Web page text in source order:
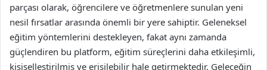
parçası olarak, öğrencilere ve öğretmenlere sunulan yeni
nesil fırsatlar arasında önemli bir yere sahiptir. Geleneksel
eğitim yöntemlerini destekleyen, fakat aynı zamanda
güçlendiren bu platform, eğitim süreçlerini daha etkileşimli,
kişiselleştirilmiş ve erişilebilir hale getirmektedir. Geleceğin